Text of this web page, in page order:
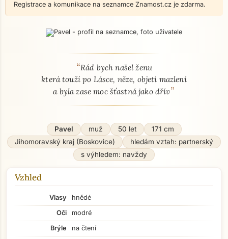
Registrace a komunikace na seznamce Znamost.cz je zdarma.
O mně - seznamka profil
“Rád bych našel ženu
která touží po Lásce, něze, objetí mazlení
a byla zase moc šťastná jako dřív”
Pavel muž 50 let
171 cm
Jihomoravský kraj (Boskovice)
hledám vztah: partnerský
s výhledem: navždy
Vzhled
Vlasy
hnědé
Oči
modré
Brýle
na čtení